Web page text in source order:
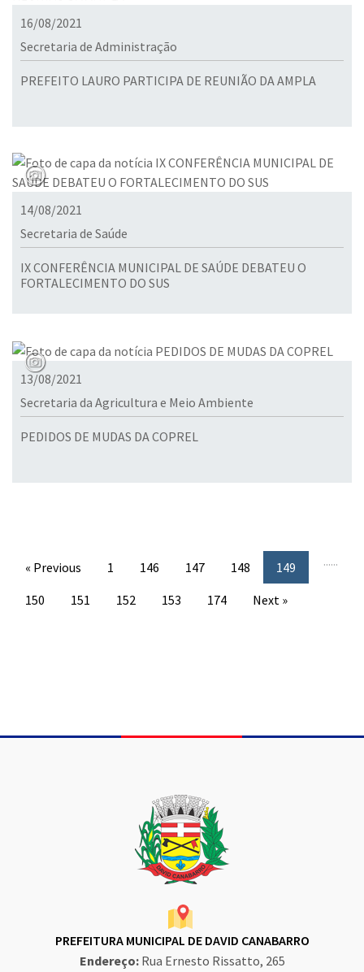
16/08/2021
Secretaria de Administração
PREFEITO LAURO PARTICIPA DE REUNIÃO DA AMPLA
14/08/2021
Secretaria de Saúde
IX CONFERÊNCIA MUNICIPAL DE SAÚDE DEBATEU O
FORTALECIMENTO DO SUS
13/08/2021
Secretaria da Agricultura e Meio Ambiente
PEDIDOS DE MUDAS DA COPREL
« Previous 1 ...
146 147 148
149
150
151 152 153
...
174
Next »
PREFEITURA MUNICIPAL DE DAVID CANABARRO
Endereço: Rua Ernesto Rissatto, 265